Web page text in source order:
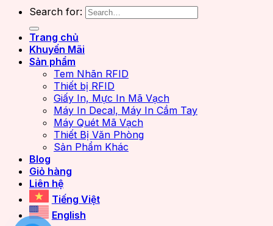
Search for:
Trang chủ
Khuyến Mãi
Sản phẩm
Tem Nhãn RFID
Thiết bị RFID
Giấy In, Mực In Mã Vạch
Máy In Decal, Máy In Cầm Tay
Máy Quét Mã Vạch
Thiết Bị Văn Phòng
Sản Phẩm Khác
Blog
Giỏ hàng
Liên hệ
Tiếng Việt
English